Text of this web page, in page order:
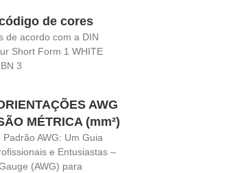
de cores
de acordo com a DIN
Short Form 1 WHITE
3
AWG
MÉTRICA (mm²)
AWG: Um Guia
e Entusiastas –
(AWG) para